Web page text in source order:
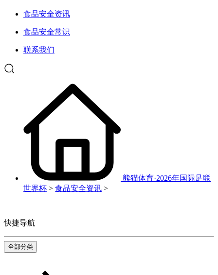
食品安全资讯
食品安全常识
联系我们
熊猫体育·2026年国际足联
世界杯 > 食品安全资讯 >
快捷导航
全部分类